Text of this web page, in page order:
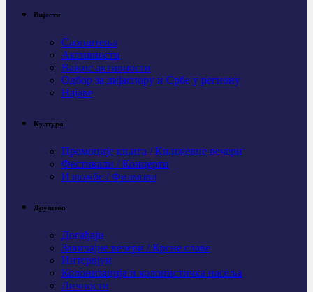
Вијести
Саопштења
Активности
Важне активности
Одбор за дијаспору и Србе у региону
Најаве
Култура
Промоције књига / Књижевне вечери
Фестивали / Концерти
Изложбе / Филмови
Друштво
Догађаји
Завичајне вечери / Крсне славе
Интервјуи
Колонизација и колонистичка насеља
Личности